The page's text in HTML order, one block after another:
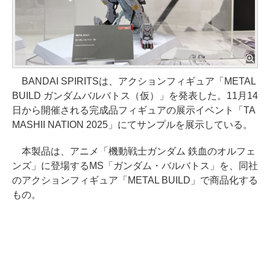
BANDAI SPIRITSは、アクションフィギュア「METAL
BUILD ガンダムバルバトス（仮）」を発表した。11月14
日から開催される完成品フィギュアの展示イベント「TA
MASHII NATION 2025」にてサンプルを展示している。
本製品は、アニメ「機動戦士ガンダム 鉄血のオルフェ
ンズ」に登場するMS「ガンダム・バルバトス」を、同社
のアクションフィギュア「METAL BUILD」で商品化する
もの。